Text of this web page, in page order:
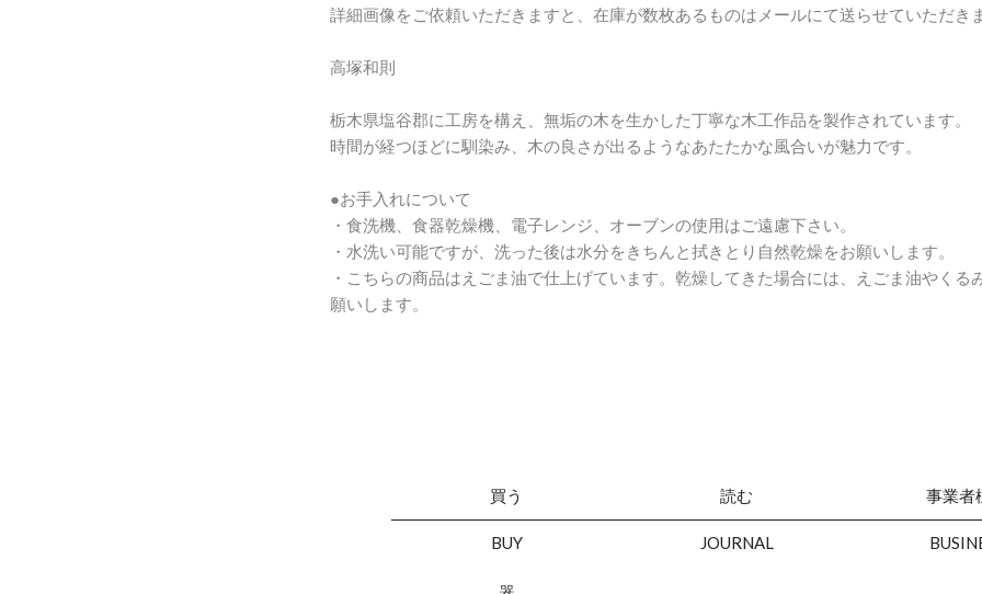
詳細画像をご依頼いただきますと、在庫が数枚あるものはメールにて送らせていただき
高塚和則
栃木県塩谷郡に工房を構え、無垢の木を生かした丁寧な木工作品を製作されています。
時間が経つほどに馴染み、木の良さが出るようなあたたかな風合いが魅力です。
●お手入れについて
・食洗機、食器乾燥機、電子レンジ、オーブンの使用はご遠慮下さい。
・水洗い可能ですが、洗った後は水分をきちんと拭きとり自然乾燥をお願いします。
・こちらの商品はえごま油で仕上げています。乾燥してきた場合には、えごま油やく
願いします。
買う
BUY
読む
JOURNAL
事業者